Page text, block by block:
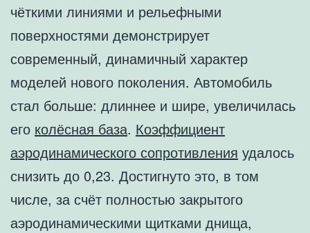
чёткими линиями и рельефными
поверхностями демонстрирует
современный, динамичный характер
моделей нового поколения. Автомобиль
стал больше: длиннее и шире, увеличилась
его колёсная база. Коэффициент
аэродинамического сопротивления удалось
снизить до 0,23. Достигнуто это, в том
числе, за счёт полностью закрытого
аэродинамическими щитками днища,